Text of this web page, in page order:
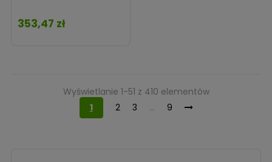
Cena
353,47 zł
Wyświetlanie 1-51 z 410 elementów
1
2 3 … 9